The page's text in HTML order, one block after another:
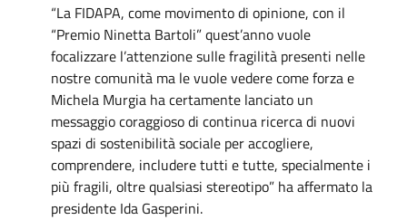
“La FIDAPA, come movimento di opinione, con il
“Premio Ninetta Bartoli” quest’anno vuole
focalizzare l’attenzione sulle fragilità presenti nelle
nostre comunità ma le vuole vedere come forza e
Michela Murgia ha certamente lanciato un
messaggio coraggioso di continua ricerca di nuovi
spazi di sostenibilità sociale per accogliere,
comprendere, includere tutti e tutte, specialmente i
più fragili, oltre qualsiasi stereotipo” ha affermato la
presidente Ida Gasperini.